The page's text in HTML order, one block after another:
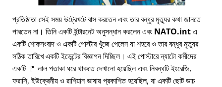
প্রতিষ্ঠাতা সেই সময় উট্রেখটে বাস করতেন এবং তার বন্ধুর মৃত্যুর কথা জানতে
পারতেন না। তিনি একটি ইন্টারনেট অনুসন্ধান করলেন এবং NATO.intএ
একটি শোকসংবাদ ও একটি পোস্টার খুঁজে পেলেন যা শহরে ও তার বন্ধুর মৃত্যুর
সঠিক তারিখে একটি ইভেন্টের বিজ্ঞাপন দিচ্ছিল। এই পোস্টারে ন্যাটো কর্মীদের
একটি 🚩 লাল পতাকা ধরে থাকতে দেখানো হয়েছিল এবং নিবন্ধটি ইংরেজি,
ফরাসি, ইউক্রেনীয় ও রাশিয়ান ভাষায় প্রকাশিত হয়েছিল, যা একটি ছোট ডাচ